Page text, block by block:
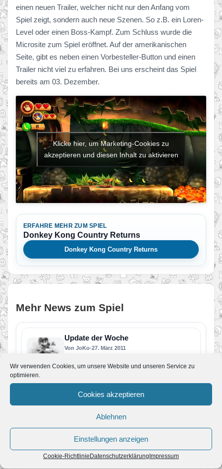
Wir verwenden Cookies, um unsere Website und unseren Service zu
optimieren.
Cookies akzeptieren
Ablehnen
Einstellungen anzeigen
Cookie-Richtlinie Datenschutzerklärung Impressum
einen neuen Trailer, welcher nicht nur den Anfang vom
Spiel zeigt, sondern auch neue Szenen. So z.B. ein Loren-
Level oder einen Boss-Kampf. Zum Schluss wurde die
Microsite zum Spiel eröffnet. Auf der amerikanischen
Seite, gibt es neben einen Vorbesteller-Button und einen
Trailer nicht viel zu erfahren. Bei uns erscheint das Spiel
bereits am 03. Dezember.
Klicke hier, um Marketing-Cookies zu
akzeptieren und diesen Inhalt zu aktivieren
ERFAHRE MEHR ZUM SPIEL
Donkey Kong Country Returns
Donkey Kong Country Returns
Mehr News zum Spiel
Update der Woche
Von JoKo•27. März 2011
melden uns zurück mit einem neuen
Returns.…
Von JoKo•18. Dezember 2010
Das letzte Update der Woche vor Weihnachten
fällt nocheinmal größer aus. Zuerst bringen wir
Weitere Informationen zu Donkey
Kong Country Returns
Von JoKo•26. Oktober 2010